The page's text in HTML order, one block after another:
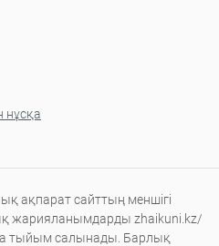
нұсқа
ақпарат сайттың меншігі
жарияланымдарды zhaikuni.kz/
тыйым салынады. Барлық